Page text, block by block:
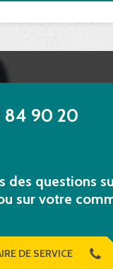
84 90 20
des questions
sur votre
DE SERVICE